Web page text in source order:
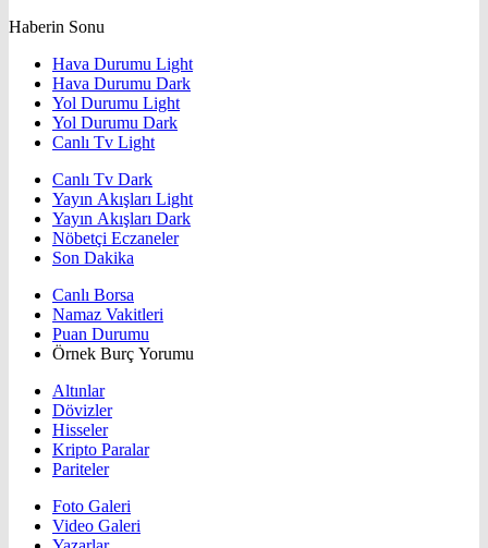
Haberin Sonu
Hava Durumu Light
Hava Durumu Dark
Yol Durumu Light
Yol Durumu Dark
Canlı Tv Light
Canlı Tv Dark
Yayın Akışları Light
Yayın Akışları Dark
Nöbetçi Eczaneler
Son Dakika
Canlı Borsa
Namaz Vakitleri
Puan Durumu
Örnek Burç Yorumu
Altınlar
Dövizler
Hisseler
Kripto Paralar
Pariteler
Foto Galeri
Video Galeri